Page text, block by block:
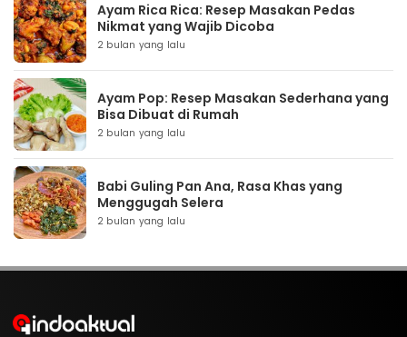
Ayam Rica Rica: Resep Masakan Pedas
Nikmat yang Wajib Dicoba
2 bulan yang lalu
Ayam Pop: Resep Masakan Sederhana yang
Bisa Dibuat di Rumah
2 bulan yang lalu
Babi Guling Pan Ana, Rasa Khas yang
Menggugah Selera
2 bulan yang lalu